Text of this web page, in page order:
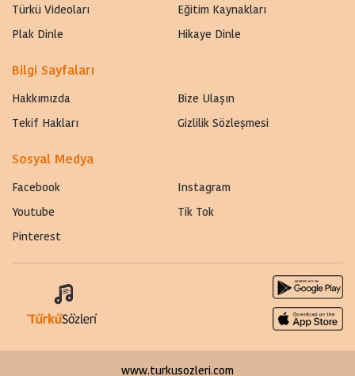
Türkü Videoları
Eğitim Kaynakları
Plak Dinle
Hikaye Dinle
Bilgi Sayfaları
Hakkımızda
Bize Ulaşın
Tekif Hakları
Gizlilik Sözleşmesi
Sosyal Medya
Facebook
Instagram
Youtube
Tik Tok
Pinterest
www.turkusozleri.com